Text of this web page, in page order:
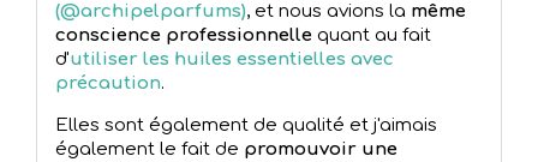
(@archipelparfums), et nous avions la même
conscience professionnelle quant au fait
d'utiliser les huiles essentielles avec
précaution.
Elles sont également de qualité et j'aimais
également le fait de promouvoir une